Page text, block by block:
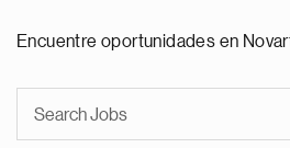
Encuentre oportunidades en